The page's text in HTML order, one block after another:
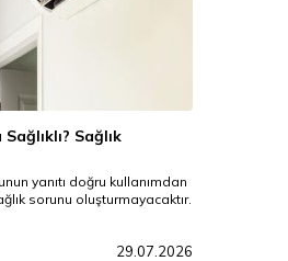
Sağlık
yanıtı doğru kullanımdan
sorunu oluşturmayacaktır.
29.07.2026